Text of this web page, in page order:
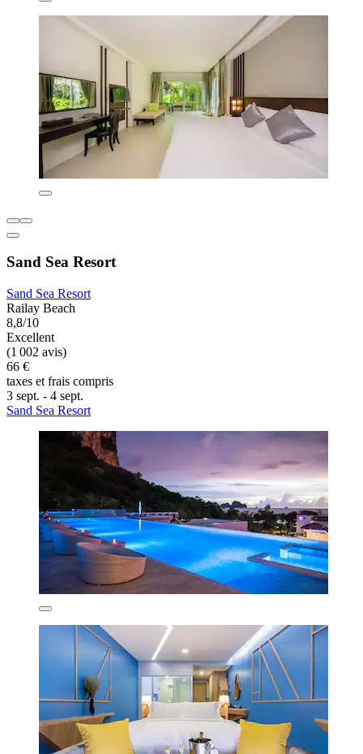
Sand Sea Resort
Sand Sea Resort
Railay Beach
8,8/10
Excellent
(1 002 avis)
66 €
taxes et frais compris
3 sept. - 4 sept.
Sand Sea Resort